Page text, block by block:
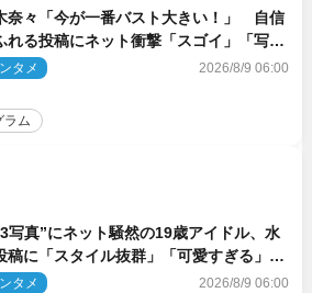
奈々「今が一番バスト大きい！」 自信
れる投稿にネット衝撃「スゴイ」「写真
出して欲しい」
タメ 2026/8/9 06:00
ラム
写真”にネット騒然の19歳アイドル、水
稿に「スタイル抜群」「可愛すぎる」と
の声
タメ 2026/8/9 06:00